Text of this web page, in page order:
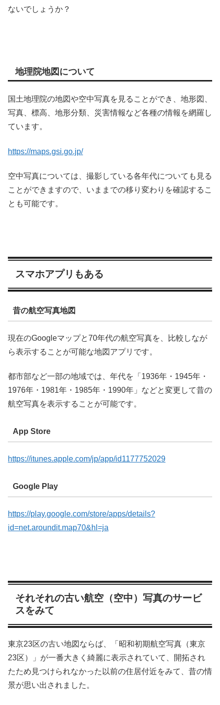
ないでしょうか？
地理院地図について
国土地理院の地図や空中写真を見ることができ、地形図、
写真、標高、地形分類、災害情報など各種の情報を網羅し
ています。
https://maps.gsi.go.jp/
空中写真については、撮影している各年代についても見る
ことができますので、いままでの移り変わりを確認するこ
とも可能です。
スマホアプリもある
昔の航空写真地図
現在のGoogleマップと70年代の航空写真を、比較しなが
ら表示することが可能な地図アプリです。
都市部など一部の地域では、年代を「1936年・1945年・
1976年・1981年・1985年・1990年」などと変更して昔の
航空写真を表示することが可能です。
App Store
https://itunes.apple.com/jp/app/id1177752029
Google Play
https://play.google.com/store/apps/details?
id=net.aroundit.map70&hl=ja
それそれの古い航空（空中）写真のサービ
スをみて
東京23区の古い地図ならば、「昭和初期航空写真（東京
23区）」が一番大きく綺麗に表示されていて、開拓され
たため見つけられなかった以前の住居付近をみて、昔の情
景が思い出されました。